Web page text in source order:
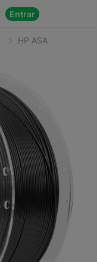
Entrar

HP ASA